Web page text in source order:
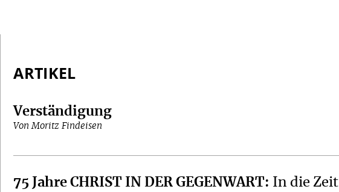
ARTIKEL
Verständigung
Von Moritz Findeisen
75 Jahre CHRIST IN DER GEGENWART: In die Zeit